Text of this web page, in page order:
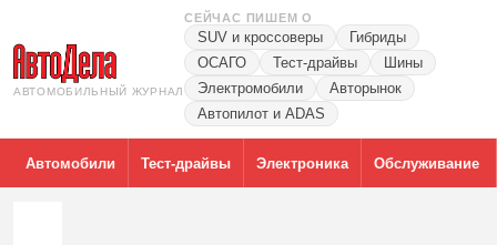
АВТОМОБИЛЬНЫЙ ЖУРНАЛ
СЕЙЧАС ПИШЕМ О
SUV и кроссоверы
Гибриды
ОСАГО
Тест-драйвы
Шины
Электромобили
Авторынок
Автопилот и ADAS
Автомобили Тест-драйвы Электроника Обслуживание